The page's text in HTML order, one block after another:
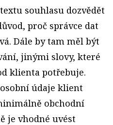
souhlasu dozvědět
proč správce dat
Dále by tam měl být
jinými slovy, které
klienta potřebuje.
údaje ­klient
obchodní
je vhodné uvést